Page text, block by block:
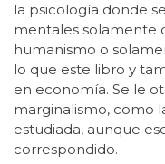
la psicología donde
mentales solamente
humanismo o
lo que este libro y
en economía. Se le
marginalismo, como
estudiada, aunque
correspondido.